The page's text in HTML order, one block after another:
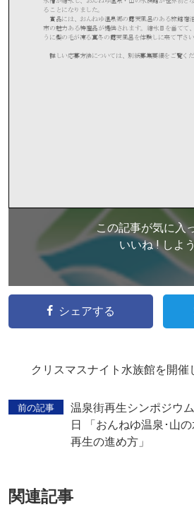
この記事が気に入
いいね ! しよ
シェアする
クリスマスナイト水族館を開催
前の記事
温泉街再生シンポジウ
日 「おんねゆ温泉･山
再生の進め方」
関連記事